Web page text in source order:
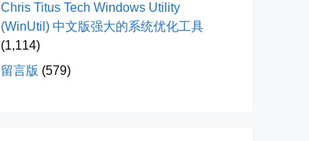
Chris Titus Tech Windows Utility
(WinUtil) 中文版强大的系统优化工具
(1,114)
留言版 (579)